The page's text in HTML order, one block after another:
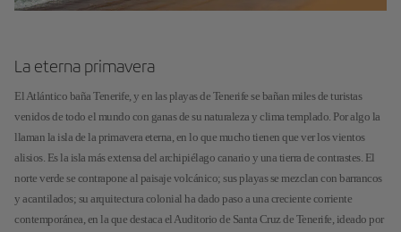
La eterna primavera
El Atlántico baña Tenerife, y en las playas de Tenerife se bañan miles de turistas
venidos de todo el mundo con ganas de su naturaleza y clima templado. Por algo la
llaman la isla de la primavera eterna, en lo que mucho tienen que ver los vientos
alisios. Es la isla más extensa del archipiélago canario y una tierra de contrastes. El
norte verde se contrapone al paisaje volcánico; sus playas se mezclan con barrancos
y acantilados; su arquitectura colonial ha dado paso a una creciente corriente
contemporánea, en la que destaca el Auditorio de Santa Cruz de Tenerife, ideado por